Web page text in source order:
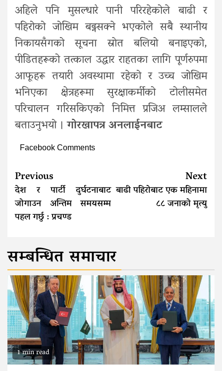
अहिले पनि मुसल्धारे पानी परिरहेकोले बाढी र
पहिरोको जोखिम बढ्नसक्ने भएकोले सबै स्थानीय
निकायसँगको सूचना स्राेत बलियो बनाइएको,
पीडितहरूको तत्काल उद्धार राहतका लागि पूर्णरुपमा
आफूहरू तयारी अवस्थामा रहेको र उच्च जोखिम
भनिएका क्षेत्रहरूमा सुरक्षाकर्मीको टोलीसमेत
परिचालन गरिसकिएको निमित्त प्रजिअ लम्सालले
बताउनुभयो ।गोरखापत्र अनलाईनबाट
Facebook Comments
Continue
Reading
Previous
देश र पार्टी दुर्घटनाबाट
जोगाउन अन्तिम समयसम्म
पहल गर्छु : प्रचण्ड
Next
बाढी पहिरोबाट एक महिनामा
८८ जनाको मृत्यु
सम्बन्धित समाचार
1 min read